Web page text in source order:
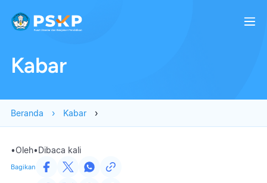
Kabar
Beranda Kabar
•Oleh•Dibaca kali
Bagikan